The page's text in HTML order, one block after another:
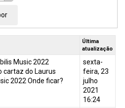
Última
atualização
Music 2022
cartaz do Laurus
2022 Onde ficar?
sexta-
feira, 23
julho
2021
16:24